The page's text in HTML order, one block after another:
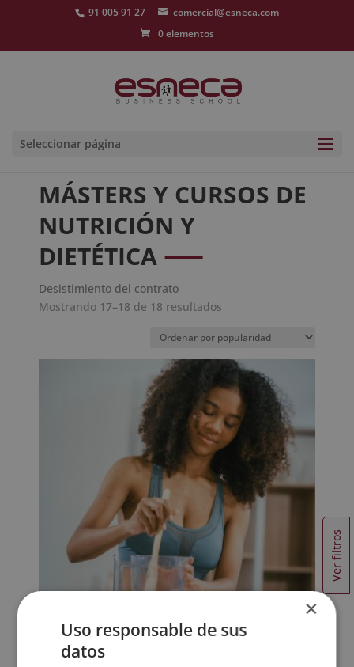
91 005 91 27
comercial@esneca.com
0 elementos
Seleccionar página
MÁSTERS Y CURSOS DE
NUTRICIÓN Y
DIETÉTICA
Desistimiento del contrato
Mostrando 17–18 de 18 resultadosOrdenado
popularidad
Ver filtros
×
Uso responsable de sus
datos